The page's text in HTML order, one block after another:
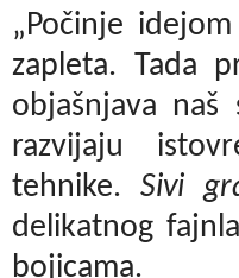
„Počinje
zapleta. Tada
objašnjava
razvijaju
tehnike. Sivi
delikatnog
bojicama.